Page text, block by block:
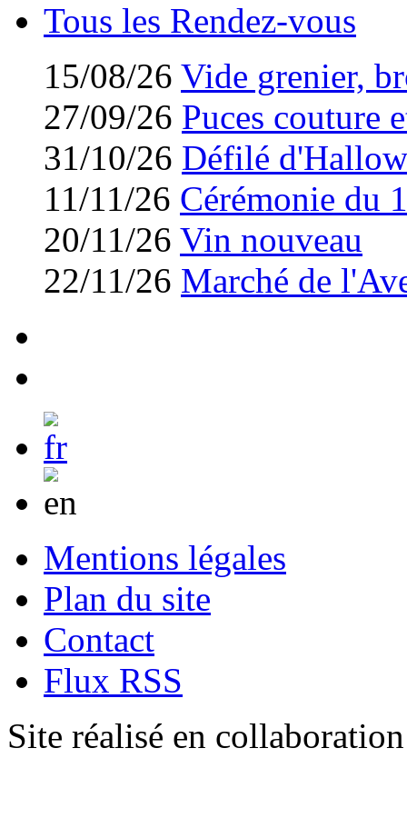
Tous les Rendez-vous
15/08/26 Vide grenier,
27/09/26 Puces couture
31/10/26 Défilé
11/11/26 Cérémonie du
20/11/26 Vin nouveau
22/11/26 Marché de
Mentions légales
Plan du site
Contact
Flux RSS
Site réalisé en